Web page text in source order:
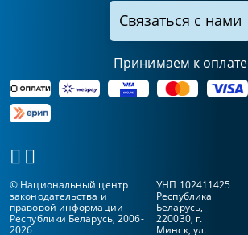
Связаться с нами
Принимаем к оплате
© Национальный центр
законодательства и
правовой информации
Республики Беларусь, 2006-
2026
УНП 102411425
Республика
Беларусь,
220030, г.
Минск, ул.